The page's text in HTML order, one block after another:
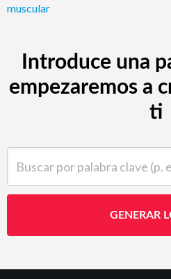
muscular
Introduce una
empezaremos a
ti
GENERAR